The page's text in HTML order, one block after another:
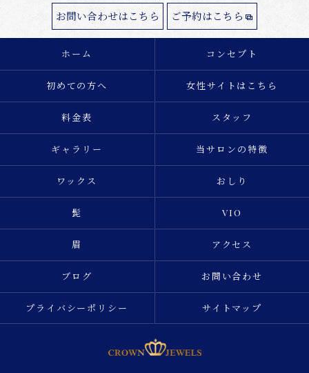
お問い合わせはこちら ご予約はこちら
ホーム コンセプト
初めての方へ 女性サイトはこちら
料金表 スタッフ
ギャラリー 当サロンの特徴
ワックス おしり
髭 VIO
眉 アクセス
ブログ お問い合わせ
プライバシーポリシー サイトマップ